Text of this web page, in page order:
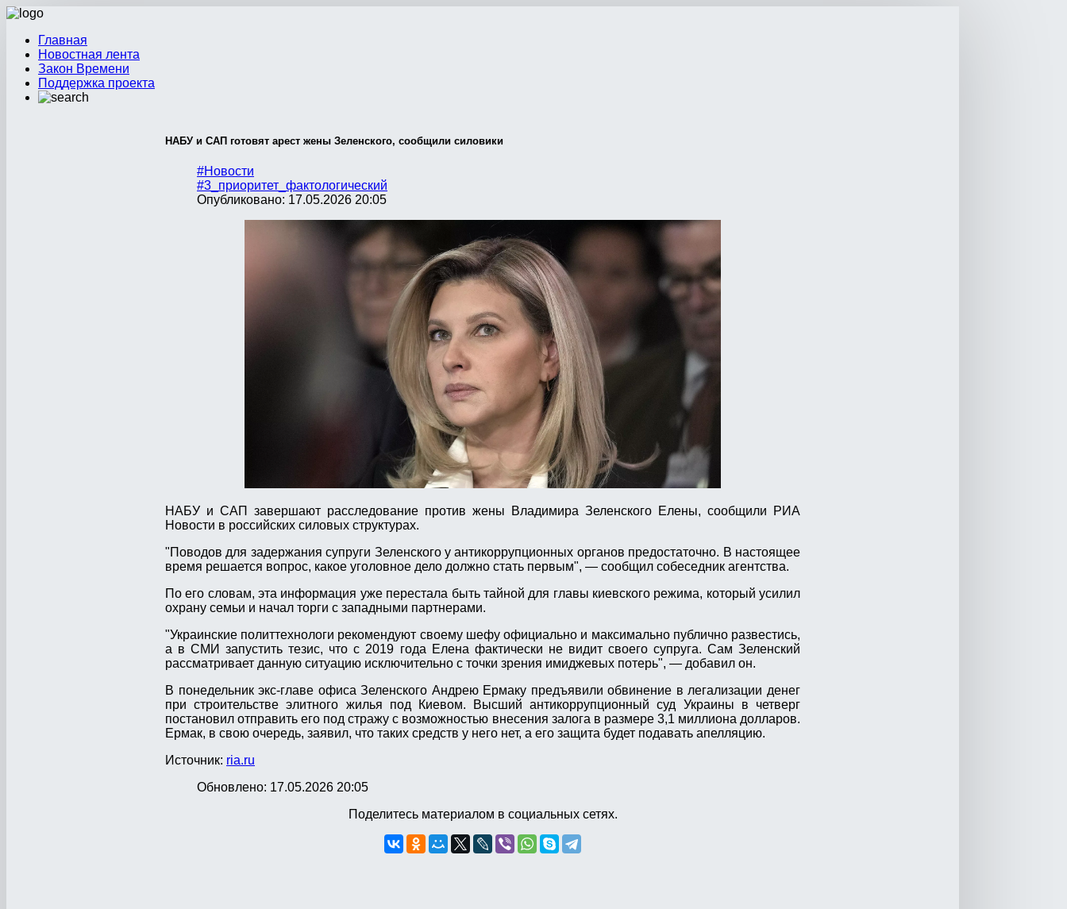
Главная
Новостная лента
Закон Времени
Поддержка проекта
НАБУ и САП готовят арест жены Зеленского, сообщили силовики
#Новости
#3_приоритет_фактологический
Опубликовано: 17.05.2026 20:05
НАБУ и САП завершают расследование против жены Владимира Зеленского Елены, сообщили РИА
Новости в российских силовых структурах.
"Поводов для задержания супруги Зеленского у антикоррупционных органов предостаточно. В настоящее
время решается вопрос, какое уголовное дело должно стать первым", — сообщил собеседник агентства.
По его словам, эта информация уже перестала быть тайной для главы киевского режима, который усилил
охрану семьи и начал торги с западными партнерами.
"Украинские политтехнологи рекомендуют своему шефу официально и максимально публично развестись,
а в СМИ запустить тезис, что с 2019 года Елена фактически не видит своего супруга. Сам Зеленский
рассматривает данную ситуацию исключительно с точки зрения имиджевых потерь", — добавил он.
В понедельник экс-главе офиса Зеленского Андрею Ермаку предъявили обвинение в легализации денег
при строительстве элитного жилья под Киевом. Высший антикоррупционный суд Украины в четверг
постановил отправить его под стражу с возможностью внесения залога в размере 3,1 миллиона долларов.
Ермак, в свою очередь, заявил, что таких средств у него нет, а его защита будет подавать апелляцию.
Источник: ria.ru
Обновлено: 17.05.2026 20:05
Поделитесь материалом в социальных сетях.